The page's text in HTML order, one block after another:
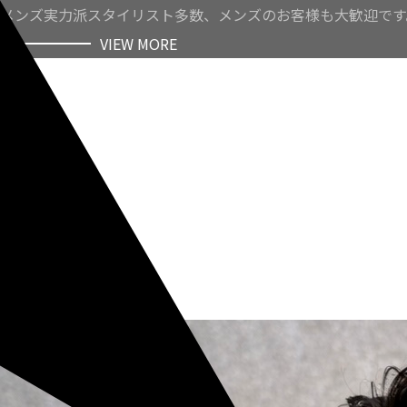
メンズ実力派スタイリスト多数、メンズのお客様も大歓迎で
VIEW MORE
VIEW MORE